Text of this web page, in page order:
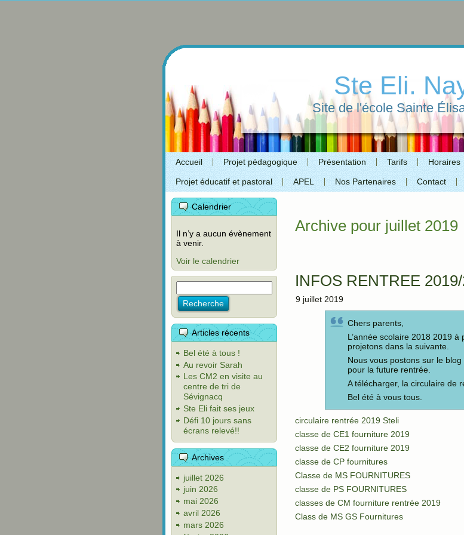
Ste Eli.
Site de l'école Sainte
Accueil Projet pédagogique Présentation Tarifs Horaires
Projet éducatif et pastoral APEL Nos Partenaires Contact
Calendrier
Il n’y a aucun évènement
à venir.
Voir le calendrier
Articles récents
Bel été à tous !
Au revoir Sarah
Les CM2 en visite au
centre de tri de
Sévignacq
Ste Eli fait ses jeux
Défi 10 jours sans
écrans relevé!!
Archives
juillet 2026
juin 2026
mai 2026
avril 2026
mars 2026
Archive pour juillet 2019
INFOS RENTREE
9 juillet 2019
Chers parents,
L’année scolaire 2018 2019
projetons dans la suivante.
Nous vous postons sur le
pour la future rentrée.
A télécharger, la circulaire de
Bel été à vous tous.
circulaire rentrée 2019 Steli
classe de CE1 fourniture 2019
classe de CE2 fourniture 2019
classe de CP fournitures
Classe de MS FOURNITURES
classe de PS FOURNITURES
classes de CM fourniture rentrée 2019
Class de MS GS Fournitures